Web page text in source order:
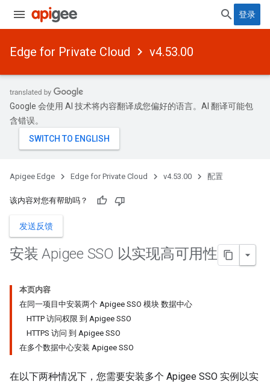
登录
Edge for Private Cloud v4.53.00
Google 会使用 AI 技术将内容翻译成您偏好的语言。AI 翻译可能包
含错误。
Apigee Edge Edge for Private Cloud v4.53.00 配置
该内容对您有帮助吗？
发送反馈
安装 Apigee SSO 以实现高可用性
本页内容
在同一项目中安装两个 Apigee SSO 模块 数据中心
HTTP 访问权限 到 Apigee SSO
HTTPS 访问 到 Apigee SSO
在多个数据中心安装 Apigee SSO
在以下两种情况下，您需要安装多个 Apigee SSO 实例以实